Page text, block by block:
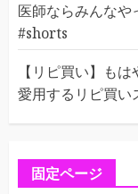
医師ならみんなや
#shorts
【リピ買い】も
愛用するリピ買い
固定ページ